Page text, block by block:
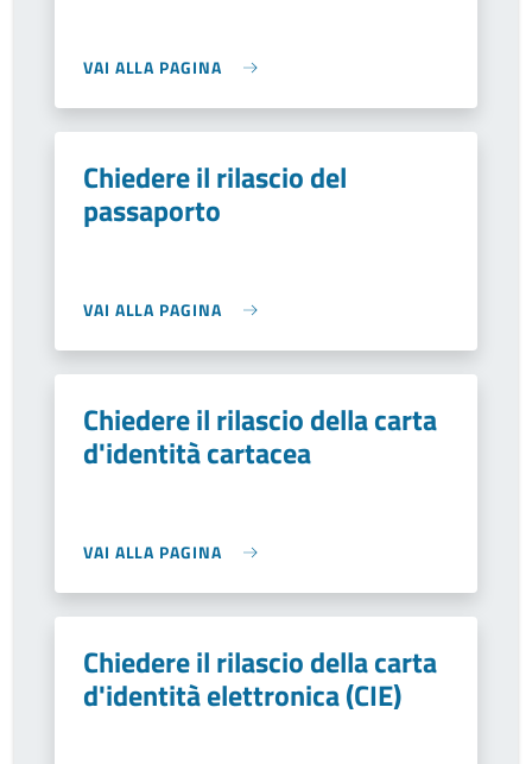
VAI ALLA PAGINA
Chiedere il rilascio del
passaporto
VAI ALLA PAGINA
Chiedere il rilascio della carta
d'identità cartacea
VAI ALLA PAGINA
Chiedere il rilascio della carta
d'identità elettronica (CIE)